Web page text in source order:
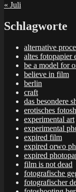
« Juli
Schlagworte
alternative
altes fotopapier
be a model for
believe in film
berlin
craft
das besondere
erotisches
experimental art
experimental
expired film
expired orwo
expired
film is not dead
fotografische
fotografischer